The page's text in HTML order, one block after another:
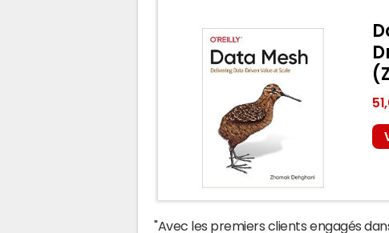
"Avec les premiers clients engagés